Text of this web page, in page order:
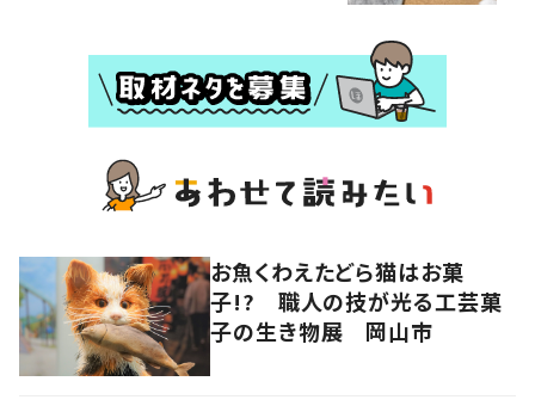
お魚くわえたどら猫はお菓
子!? 職人の技が光る工芸菓
子の生き物展 岡山市